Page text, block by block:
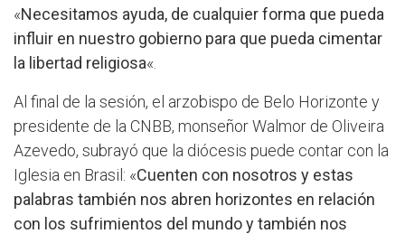
«Necesitamos ayuda, de cualquier forma que pueda
influir en nuestro gobierno para que pueda cimentar
la libertad religiosa«.
Al final de la sesión, el arzobispo de Belo Horizonte y
presidente de la CNBB, monseñor Walmor de Oliveira
Azevedo, subrayó que la diócesis puede contar con la
Iglesia en Brasil: «Cuenten con nosotros y estas
palabras también nos abren horizontes en relación
con los sufrimientos del mundo y también nos